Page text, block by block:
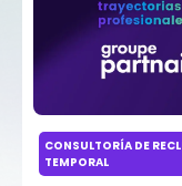
CONSULTORÍA DE
TEMPORAL